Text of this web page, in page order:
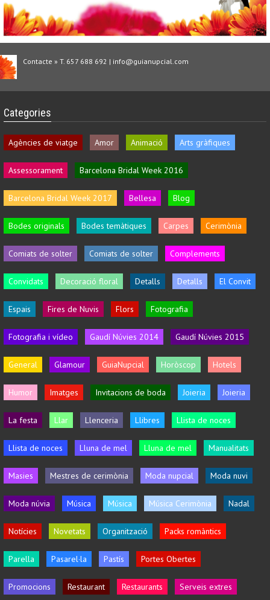
Contacte » T. 657 688 692 | info@guianupcial.com
Categories
Agències de viatge Amor Animació Arts gràfiques
Assessorament Barcelona Bridal Week 2016
Barcelona Bridal Week 2017 Bellesa Blog
Bodes originals Bodes temàtiques Carpes Cerimònia
Comiats de solter Comiats de solter Complements
Convidats Decoració floral Detalls Detalls El Convit
Espais Fires de Nuvis Flors Fotografia
Fotografia i vídeo Gaudí Núvies 2014 Gaudí Núvies 2015
General Glamour GuiaNupcial Horòscop Hotels
Humor Imatges Invitacions de boda Joieria Joieria
La festa Llar Llenceria Llibres Llista de noces
Llista de noces Lluna de mel Lluna de mel Manualitats
Masies Mestres de cerimònia Moda nupcial Moda nuvi
Moda núvia Música Música Música Cerimònia Nadal
Notícies Novetats Organització Packs romàntics
Parella Pasarel·la Pastís Portes Obertes
Promocions Restaurant Restaurants Serveis extres